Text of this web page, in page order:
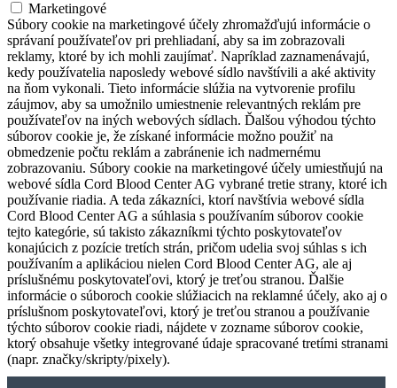
Marketingové
Súbory cookie na marketingové účely zhromažďujú informácie o
správaní používateľov pri prehliadaní, aby sa im zobrazovali
reklamy, ktoré by ich mohli zaujímať. Napríklad zaznamenávajú,
kedy používatelia naposledy webové sídlo navštívili a aké aktivity
na ňom vykonali. Tieto informácie slúžia na vytvorenie profilu
záujmov, aby sa umožnilo umiestnenie relevantných reklám pre
používateľov na iných webových sídlach. Ďalšou výhodou týchto
súborov cookie je, že získané informácie možno použiť na
obmedzenie počtu reklám a zabránenie ich nadmernému
zobrazovaniu. Súbory cookie na marketingové účely umiestňujú na
webové sídla Cord Blood Center AG vybrané tretie strany, ktoré ich
používanie riadia. A teda zákazníci, ktorí navštívia webové sídla
Cord Blood Center AG a súhlasia s používaním súborov cookie
tejto kategórie, sú takisto zákazníkmi týchto poskytovateľov
konajúcich z pozície tretích strán, pričom udelia svoj súhlas s ich
používaním a aplikáciou nielen Cord Blood Center AG, ale aj
príslušnému poskytovateľovi, ktorý je treťou stranou. Ďalšie
informácie o súboroch cookie slúžiacich na reklamné účely, ako aj o
príslušnom poskytovateľovi, ktorý je treťou stranou a používanie
týchto súborov cookie riadi, nájdete v zozname súborov cookie,
ktorý obsahuje všetky integrované údaje spracované tretími stranami
(napr. značky/skripty/pixely).